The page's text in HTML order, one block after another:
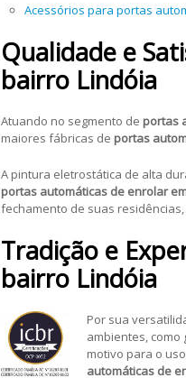
Acessórios para portas
Qualidade e
bairro Lindóia
Atuando no segmento de portas
maiores fábricas de portas
A pintura eletrostática de alta
portas automáticas de enrolar
fechamento de suas
Tradição e
bairro Lindóia
Por sua
ambientes,
motivo para o
automáticas de